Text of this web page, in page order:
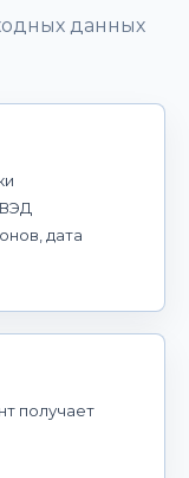
данных
ВЭД
дата
получает